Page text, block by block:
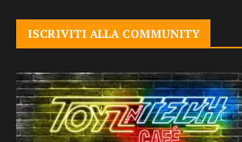
ISCRIVITI ALLA COMMUNITY